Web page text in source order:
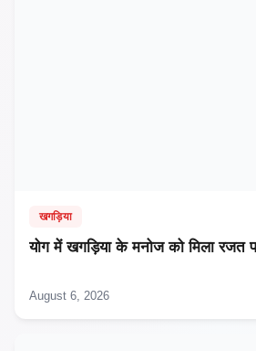
खगड़िया
​योग में खगड़िया के मनोज को मिला रजत
August 6, 2026